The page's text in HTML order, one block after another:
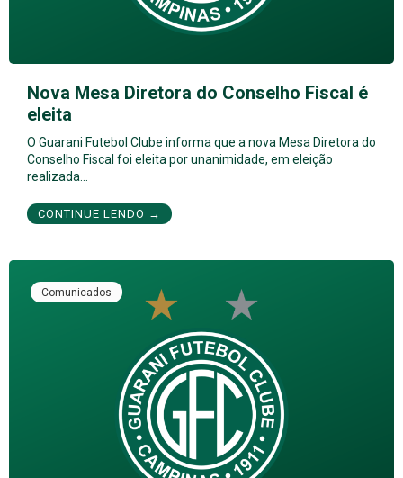
Nova Mesa Diretora do Conselho Fiscal é
eleita
O Guarani Futebol Clube informa que a nova Mesa Diretora do
Conselho Fiscal foi eleita por unanimidade, em eleição
realizada…
CONTINUE LENDO →
Comunicados